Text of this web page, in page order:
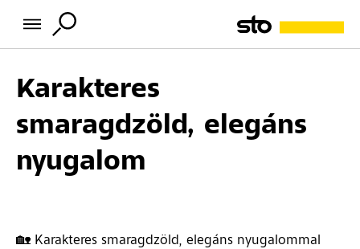
Karakteres
smaragdzöld, elegáns
nyugalom
🏡 Karakteres smaragdzöld, elegáns nyugalommal